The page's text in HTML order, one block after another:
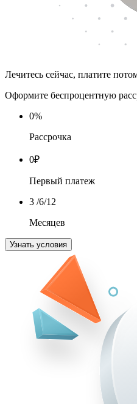
Лечитесь сейчас, платите
Оформите беспроцентную
0%
Рассрочка
0₽
Первый платеж
3 /6/12
Месяцев
Узнать условия